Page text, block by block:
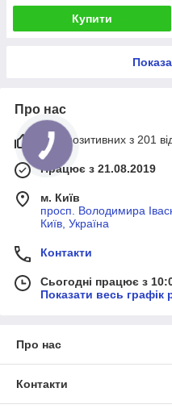
Купити
Про нас
94% позитивних з 201
Працює з 21.08.2019
м. Київ
просп. Володимира
Київ, Україна
Контакти
Сьогодні працює з
Показати весь графік
Про нас
Контакти